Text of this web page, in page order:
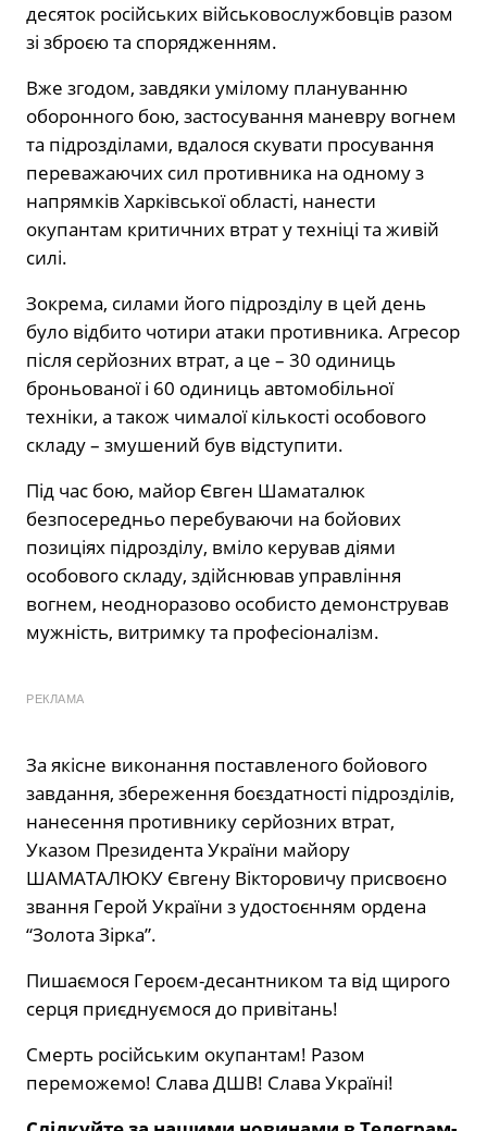
десяток російських військовослужбовців разом
зі зброєю та спорядженням.
Вже згодом, завдяки умілому плануванню
оборонного бою, застосування маневру вогнем
та підрозділами, вдалося скувати просування
переважаючих сил противника на одному з
напрямків Харківської області, нанести
окупантам критичних втрат у техніці та живій
силі.
Зокрема, силами його підрозділу в цей день
було відбито чотири атаки противника. Агресор
після серйозних втрат, а це – 30 одиниць
броньованої і 60 одиниць автомобільної
техніки, а також чималої кількості особового
складу – змушений був відступити.
Під час бою, майор Євген Шаматалюк
безпосередньо перебуваючи на бойових
позиціях підрозділу, вміло керував діями
особового складу, здійснював управління
вогнем, неодноразово особисто демонстрував
мужність, витримку та професіоналізм.
РЕКЛАМА
За якісне виконання поставленого бойового
завдання, збереження боєздатності підрозділів,
нанесення противнику серйозних втрат,
Указом Президента України майору
ШАМАТАЛЮКУ Євгену Вікторовичу присвоєно
звання Герой України з удостоєнням ордена
“Золота Зірка”.
Пишаємося Героєм-десантником та від щирого
серця приєднуємося до привітань!
Смерть російським окупантам! Разом
переможемо! Слава ДШВ! Слава Україні!